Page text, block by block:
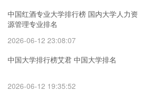
中国红酒专业大学排行榜 国内大学人力资
源管理专业排名
2026-06-12 23:08:07
中国大学排行榜艾君 中国大学排名
2026-06-12 19:35:52